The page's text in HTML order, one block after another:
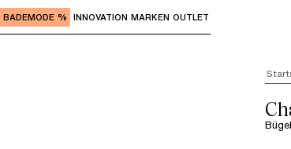
zum Aufrufen der Untermenüs und
BADEMODE % INNOVATION MARKEN OUTLET